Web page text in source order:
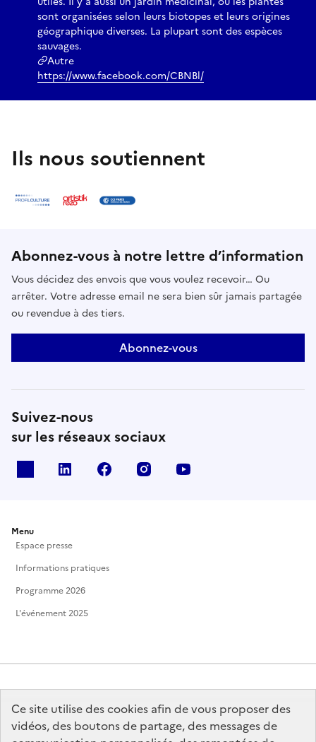
Ce site utilise des cookies afin de vous proposer des
vidéos, des boutons de partage, des messages de
sont organisées selon leurs biotopes et leurs origines
géographique diverses. La plupart sont des espèces
sauvages.
Autre
https://www.facebook.com/CBNBl/
Ils nous soutiennent
Abonnez-vous à notre lettre d’information
Vous décidez des envois que vous voulez recevoir… Ou
arrêter. Votre adresse email ne sera bien sûr jamais partagée
ou revendue à des tiers.
Abonnez-vous
Suivez-nous
sur les réseaux sociaux
Linkedin Facebook Instagram
Menu
Espace presse
Informations pratiques
Programme 2026
L'événement 2025
MINISTÈRE
DE LA CULTURE